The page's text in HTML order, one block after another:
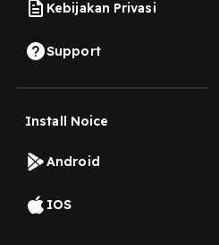
Kebijakan Privasi
Support
Install Noice
Android
IOS